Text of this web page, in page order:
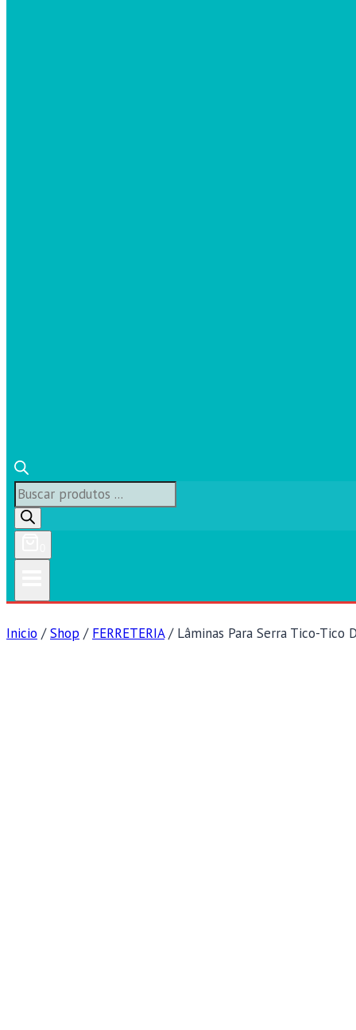
Búsqueda
de
productos
Inicio / Shop / FERRETERIA / Lâminas Para Serra Tico-Tico